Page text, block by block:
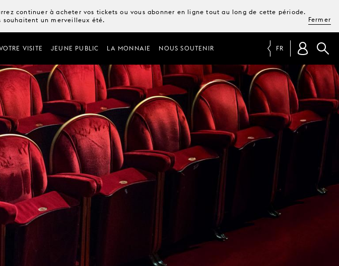
continuer à acheter vos tickets ou vous abonner en ligne tout au long de cette période.
souhaitent un merveilleux été.
Fermer
VISITE JEUNE PUBLIC LA MONNAIE NOUS SOUTENIR FR